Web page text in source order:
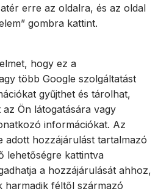
erre az oldalra, és az oldal
gombra kattint.
hogy ez a
több Google szolgáltatást
gyűjthet és tárolhat,
Ön látogatására vagy
információkat. Az
adott hozzájárulást tartalmazó
lehetőségre kattintva
a hozzájárulását ahhoz,
harmadik féltől származó